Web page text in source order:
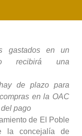
gastados en un
recibirá una
de plazo para
en la OAC
pago
de El Poble
la concejalía de